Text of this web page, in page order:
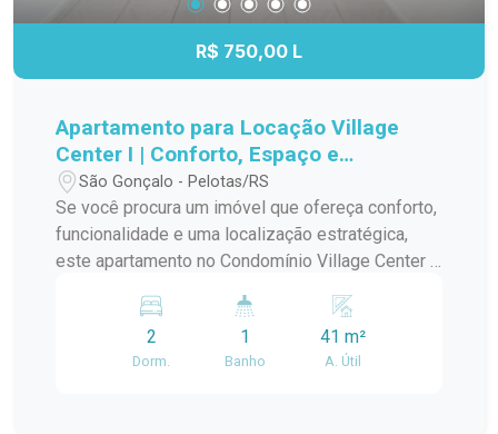
R$ 750,00 L
Apartamento para Locação Village
Center I | Conforto, Espaço e
Praticidade no Bairro São Gonçalo
São Gonçalo - Pelotas/RS
Se você procura um imóvel que ofereça conforto,
funcionalidade e uma localização estratégica,
este apartamento no Condomínio Village Center I
distribuídos, ótima iluminação natural e sem
mobília, o imóvel permite que você personalize
cada espaço de acordo com seu estilo e
2
Dorm.
1
Banho
41 m²
A. Útil